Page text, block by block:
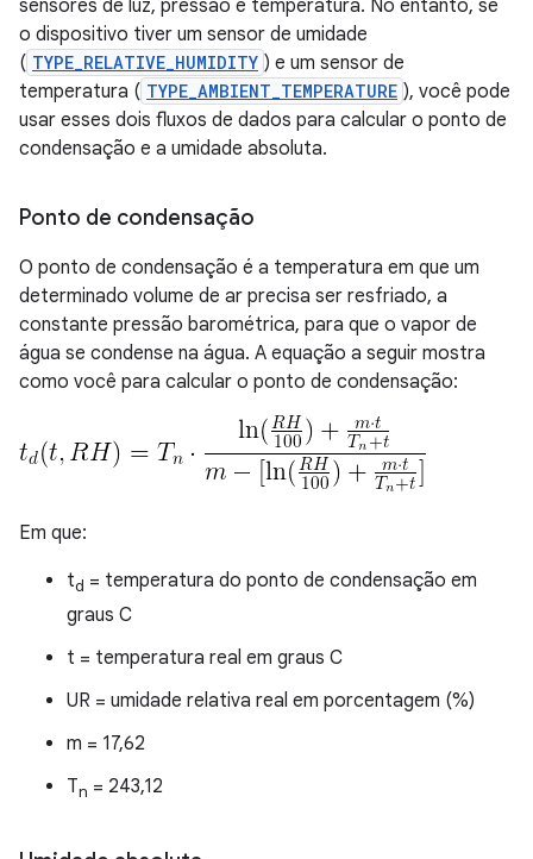
sensores de luz, pressão e temperatura. No entanto, se
o dispositivo tiver um sensor de umidade
( TYPE_RELATIVE_HUMIDITY ) e um sensor de
temperatura ( TYPE_AMBIENT_TEMPERATURE ), você pode
usar esses dois fluxos de dados para calcular o ponto de
condensação e a umidade absoluta.
Ponto de condensação
O ponto de condensação é a temperatura em que um
determinado volume de ar precisa ser resfriado, a
constante pressão barométrica, para que o vapor de
água se condense na água. A equação a seguir mostra
como você para calcular o ponto de condensação:
Em que:
td = temperatura do ponto de condensação em
graus C
t = temperatura real em graus C
UR = umidade relativa real em porcentagem (%)
m = 17,62
Tn = 243,12